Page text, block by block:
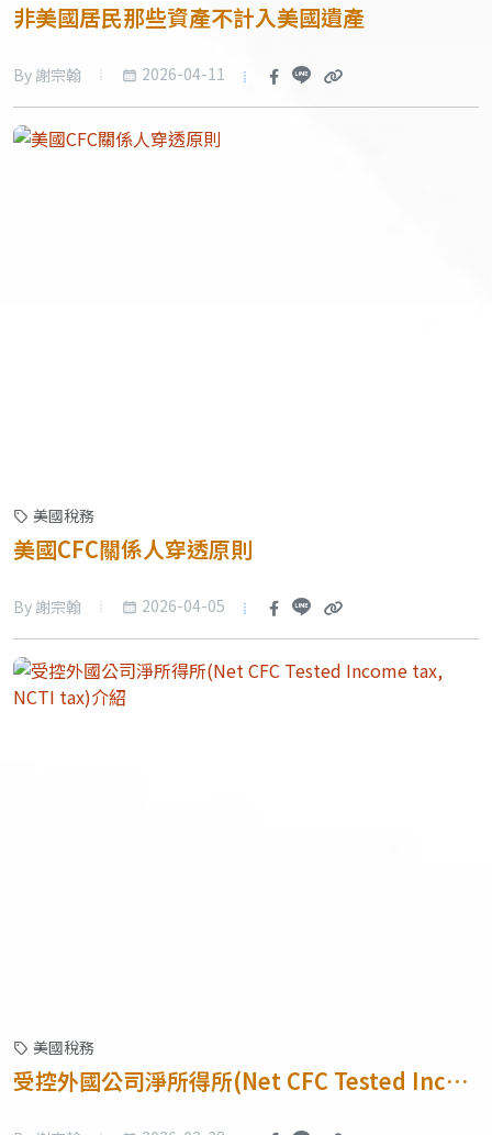
非美國居民那些資產不計入美國遺產
By 謝宗翰 2026-04-11
美國稅務
美國CFC關係人穿透原則
By 謝宗翰 2026-04-05
美國稅務
受控外國公司淨所得所(Net CFC Tested Inco